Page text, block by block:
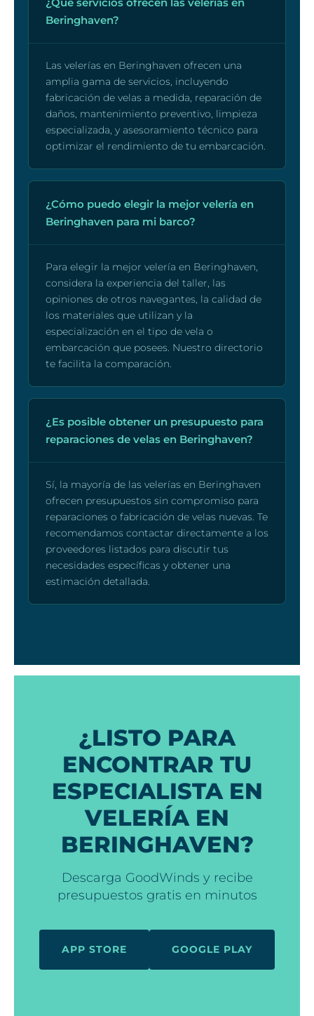
Beringhaven?
Las velerías en Beringhaven ofrecen una
amplia gama de servicios, incluyendo
fabricación de velas a medida, reparación de
daños, mantenimiento preventivo, limpieza
especializada, y asesoramiento técnico para
optimizar el rendimiento de tu embarcación.
¿Cómo puedo elegir la mejor velería en
Beringhaven para mi barco?
Para elegir la mejor velería en Beringhaven,
considera la experiencia del taller, las
opiniones de otros navegantes, la calidad de
los materiales que utilizan y la
especialización en el tipo de vela o
embarcación que posees. Nuestro directorio
te facilita la comparación.
¿Es posible obtener un presupuesto para
reparaciones de velas en Beringhaven?
Sí, la mayoría de las velerías en Beringhaven
ofrecen presupuestos sin compromiso para
reparaciones o fabricación de velas nuevas. Te
recomendamos contactar directamente a los
proveedores listados para discutir tus
necesidades específicas y obtener una
estimación detallada.
¿LISTO PARA
ENCONTRAR TU
ESPECIALISTA EN
VELERÍA EN
BERINGHAVEN?
Descarga GoodWinds y recibe
presupuestos gratis en minutos
APP STORE GOOGLE PLAY